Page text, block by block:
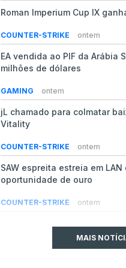
Roman Imperium Cup IX
COUNTER-STRIKE ontem
EA vendida ao PIF da Arábia
milhões de dólares
GAMING ontem
jL chamado para colmatar
Vitality
COUNTER-STRIKE ontem
SAW espreita estreia em LAN
oportunidade de ouro
COUNTER-STRIKE ontem
do Counter-Strike 2MAIS